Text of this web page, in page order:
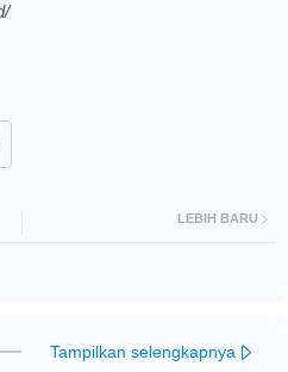
LEBIH BARU
Tampilkan selengkapnya